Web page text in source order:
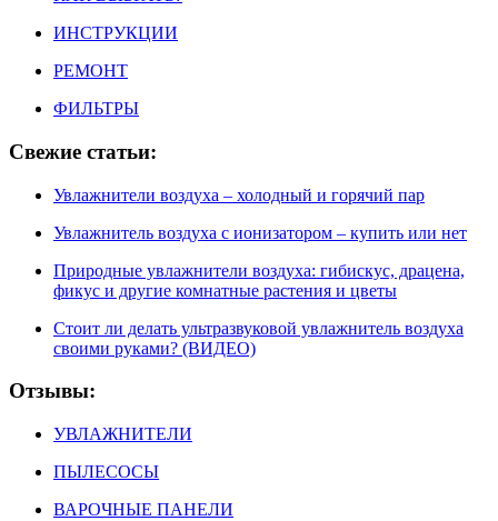
ИНСТРУКЦИИ
РЕМОНТ
ФИЛЬТРЫ
Свежие статьи:
Увлажнители воздуха – холодный и горячий пар
Увлажнитель воздуха с ионизатором – купить или нет
Природные увлажнители воздуха: гибискус, драцена,
фикус и другие комнатные растения и цветы
Стоит ли делать ультразвуковой увлажнитель воздуха
своими руками? (ВИДЕО)
Отзывы:
УВЛАЖНИТЕЛИ
ПЫЛЕСОСЫ
ВАРОЧНЫЕ ПАНЕЛИ